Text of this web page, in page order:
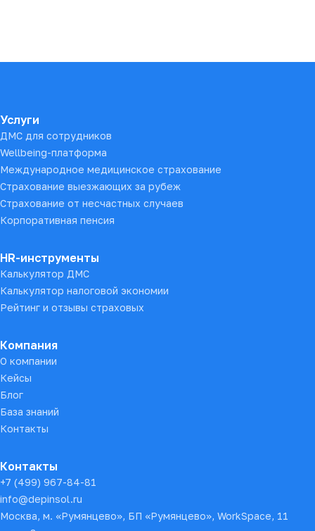
Услуги
ДМС для сотрудников
Wellbeing-платформа
Международное медицинское страхование
Страхование выезжающих за рубеж
Страхование от несчастных случаев
Корпоративная пенсия
HR-инструменты
Калькулятор ДМС
Калькулятор налоговой экономии
Рейтинг и отзывы страховых
Компания
О компании
Кейсы
Блог
База знаний
Контакты
Контакты
+7 (499) 967-84-81
info@depinsol.ru
Москва, м. «Румянцево», БП «Румянцево», WorkSpace, 11